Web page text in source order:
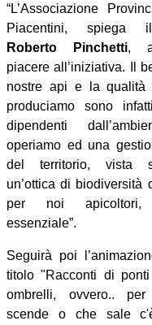
“L’Associazione
Piacentini, spiega
Roberto Pinchetti,
piacere all’iniziativa. Il
nostre api e la qualità
produciamo sono
dipendenti
operiamo ed una
del territorio, vista
un’ottica di biodiversità
per noi
essenziale”.
Seguirà poi
titolo "Racconti di
ombrelli, ovvero..
scende o che sale